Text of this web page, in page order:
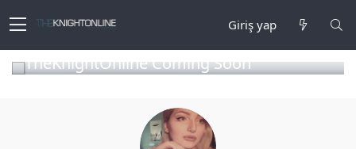
Giriş yap
TheKnightOnline Coming Soon